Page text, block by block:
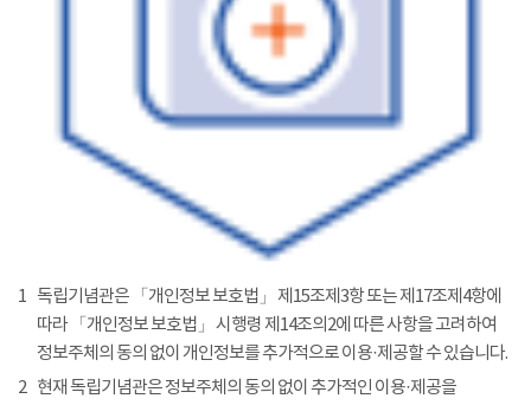
1 독립기념관은 「개인정보 보호법」 제15조제3항 또는 제17조제4항에
따라 「개인정보 보호법」 시행령 제14조의2에 따른 사항을 고려하여
정보주체의 동의 없이 개인정보를 추가적으로 이용·제공할 수 있습니다.
2 현재 독립기념관은 정보주체의 동의 없이 추가적인 이용·제공을